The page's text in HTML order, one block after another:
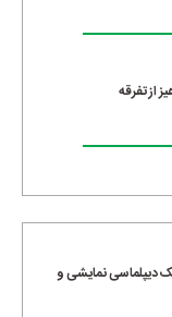
از تفرقه
دیپلماسی نمایشی و